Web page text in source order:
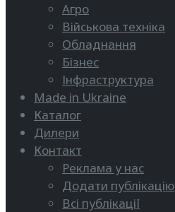
Агро
Військова техніка
Обладнання
Бізнес
Інфраструктура
Made in Ukraine
Каталог
Дилери
Контакт
Реклама у нас
Додати публікацію
Всі публікації